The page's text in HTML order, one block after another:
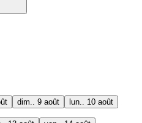
dim.. 9 août lun.. 10 août